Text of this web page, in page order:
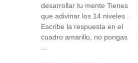
desarrollar tu mente Tienes
que adivinar los 14 niveles .
Escribe la respuesta en el
cuadro amarillo, no pongas
...